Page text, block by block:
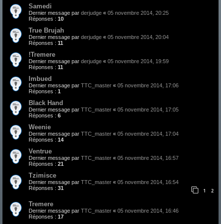
Samedi
Dernier message par derjudge « 05 novembre 2014, 20:25
Réponses : 10
True Brujah
Dernier message par derjudge « 05 novembre 2014, 20:04
Réponses : 11
!Tremere
Dernier message par derjudge « 05 novembre 2014, 19:59
Réponses : 11
Imbued
Dernier message par TTC_master « 05 novembre 2014, 17:06
Réponses : 1
Black Hand
Dernier message par TTC_master « 05 novembre 2014, 17:05
Réponses : 6
Weenie
Dernier message par TTC_master « 05 novembre 2014, 17:04
Réponses : 14
Ventrue
Dernier message par TTC_master « 05 novembre 2014, 16:57
Réponses : 21
Tzimisce
Dernier message par TTC_master « 05 novembre 2014, 16:54
Réponses : 31 1 2
Tremere
Dernier message par TTC_master « 05 novembre 2014, 16:46
Réponses : 17